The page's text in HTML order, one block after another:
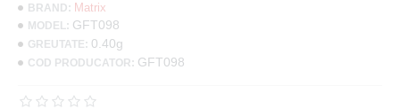
BRAND: Matrix
MODEL: GFT098
GREUTATE: 0.40g
COD PRODUCATOR: GFT098